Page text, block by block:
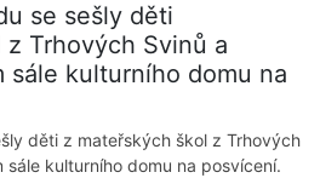
se sešly děti
Trhových Svinů a
sále kulturního domu na
děti z mateřských škol z Trhových
sále kulturního domu na posvícení.